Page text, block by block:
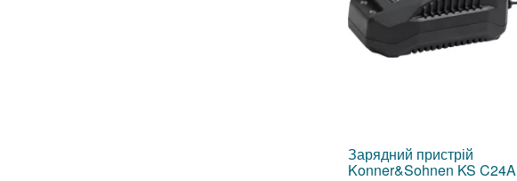
Зарядний пристрій
Konner&Sohnen KS C24A